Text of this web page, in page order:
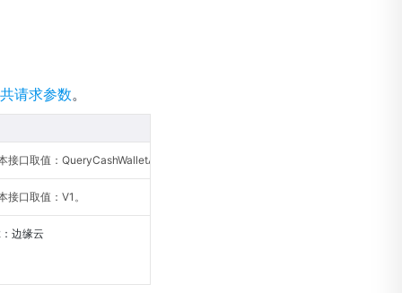
请求参数。
接口取值：QueryCashWalletAction。
接口取值：V1。
边缘云